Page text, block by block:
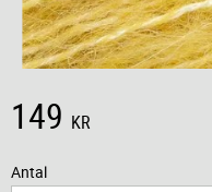
149 KR
Antal